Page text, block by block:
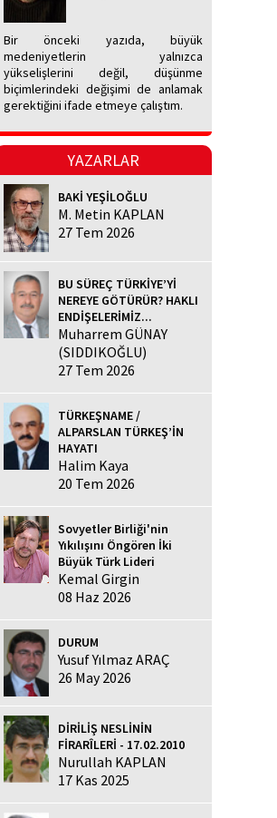
Bir önceki yazıda, büyük
medeniyetlerin yalnızca
yükselişlerini değil, düşünme
biçimlerindeki değişimi de anlamak
gerektiğini ifade etmeye çalıştım.
YAZARLAR
BAKİ YEŞİLOĞLU
M. Metin KAPLAN
27 Tem 2026
BU SÜREÇ TÜRKİYE’Yİ
NEREYE GÖTÜRÜR? HAKLI
ENDİŞELERİMİZ...
Muharrem GÜNAY
(SIDDIKOĞLU)
27 Tem 2026
TÜRKEŞNAME /
ALPARSLAN TÜRKEŞ’İN
HAYATI
Halim Kaya
20 Tem 2026
Sovyetler Birliği'nin
Yıkılışını Öngören İki
Büyük Türk Lideri
Kemal Girgin
08 Haz 2026
DURUM
Yusuf Yılmaz ARAÇ
26 May 2026
DİRİLİŞ NESLİNİN
FİRARÎLERİ - 17.02.2010
Nurullah KAPLAN
17 Kas 2025